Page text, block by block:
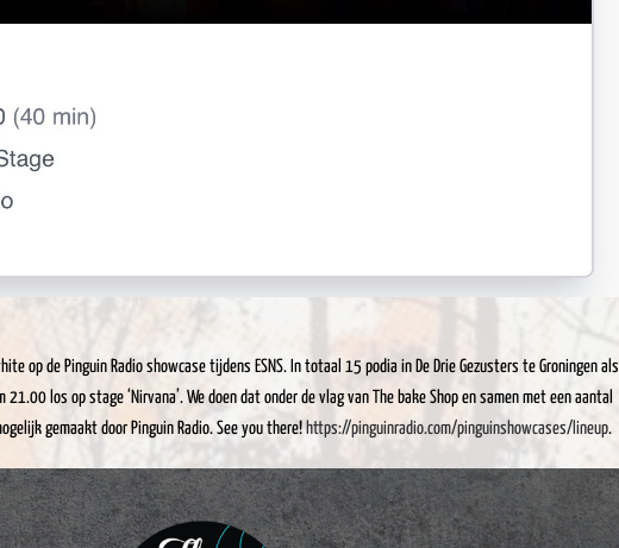
op de Pinguin Radio showcase tijdens ESNS. In totaal 15 podia in De Drie Gezusters te Groningen als
21.00 los op stage ‘Nirvana’. We doen dat onder de vlag van The bake Shop en samen met een aantal
gemaakt door Pinguin Radio. See you there! https://pinguinradio.com/pinguinshowcases/lineup.